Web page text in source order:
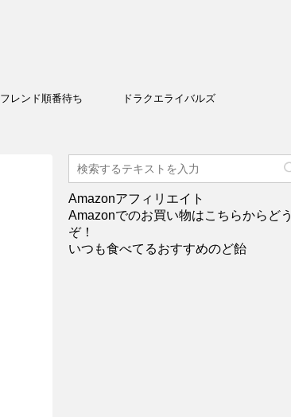
フレンド順番待ち ドラクエライバルズ
Amazonアフィリエイト
Amazonでのお買い物はこちらからどう
ぞ！
いつも食べてるおすすめのど飴